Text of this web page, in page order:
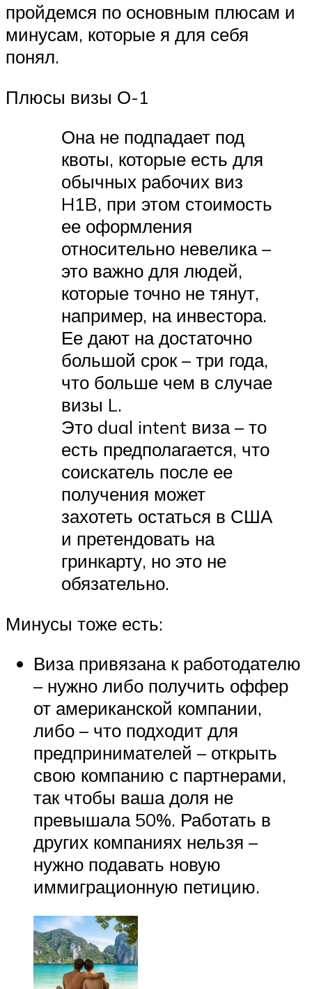
пройдемся по основным плюсам и
минусам, которые я для себя
понял.
Плюсы визы О-1
Она не подпадает под
квоты, которые есть для
обычных рабочих виз
H1B, при этом стоимость
ее оформления
относительно невелика –
это важно для людей,
которые точно не тянут,
например, на инвестора.
Ее дают на достаточно
большой срок – три года,
что больше чем в случае
визы L.
Это dual intent виза – то
есть предполагается, что
соискатель после ее
получения может
захотеть остаться в США
и претендовать на
гринкарту, но это не
обязательно.
Минусы тоже есть:
Виза привязана к работодателю
– нужно либо получить оффер
от американской компании,
либо – что подходит для
предпринимателей – открыть
свою компанию с партнерами,
так чтобы ваша доля не
превышала 50%. Работать в
других компаниях нельзя –
нужно подавать новую
иммиграционную петицию.